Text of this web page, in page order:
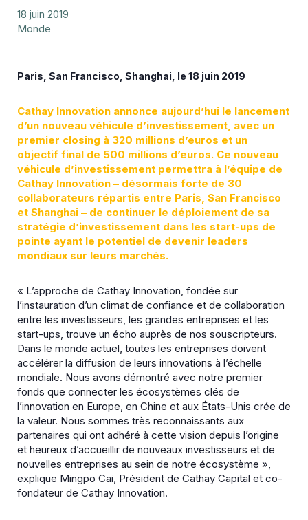
18 juin 2019
Monde
Paris, San Francisco, Shanghai, le 18 juin 2019
Cathay Innovation annonce aujourd’hui le lancement
d’un nouveau véhicule d’investissement, avec un
premier closing à 320 millions d’euros et un
objectif final de 500 millions d’euros. Ce nouveau
véhicule d’investissement permettra à l’équipe de
Cathay Innovation – désormais forte de 30
collaborateurs répartis entre Paris, San Francisco
et Shanghai – de continuer le déploiement de sa
stratégie d’investissement dans les start-ups de
pointe ayant le potentiel de devenir leaders
mondiaux sur leurs marchés.
« L’approche de Cathay Innovation, fondée sur
l’instauration d’un climat de confiance et de collaboration
entre les investisseurs, les grandes entreprises et les
start-ups, trouve un écho auprès de nos souscripteurs.
Dans le monde actuel, toutes les entreprises doivent
accélérer la diffusion de leurs innovations à l’échelle
mondiale. Nous avons démontré avec notre premier
fonds que connecter les écosystèmes clés de
l’innovation en Europe, en Chine et aux États-Unis crée de
la valeur. Nous sommes très reconnaissants aux
partenaires qui ont adhéré à cette vision depuis l’origine
et heureux d’accueillir de nouveaux investisseurs et de
nouvelles entreprises au sein de notre écosystème »,
explique Mingpo Cai, Président de Cathay Capital et co-
fondateur de Cathay Innovation.